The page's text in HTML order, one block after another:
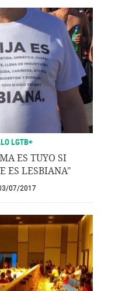
LGTB+
ES TUYO SI
ES LESBIANA"
07/2017